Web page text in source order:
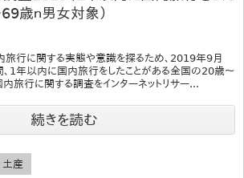
歳ｎ男女対象）
旅行に関する実態や意識を探るため、2019年9月
1年以内に国内旅行をしたことがある全国の20歳～
旅行に関する調査をインターネットリサー...
続きを読む
土産